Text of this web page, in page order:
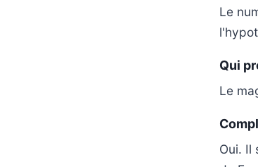
Le
Qui
Le
Oui. Il